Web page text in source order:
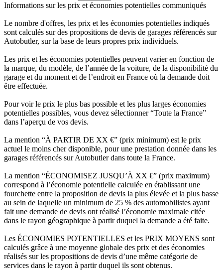
Informations sur les prix et économies potentielles communiqués
Le nombre d'offres, les prix et les économies potentielles indiqués
sont calculés sur des propositions de devis de garages référencés sur
Autobutler, sur la base de leurs propres prix individuels.
Les prix et les économies potentielles peuvent varier en fonction de
la marque, du modèle, de l’année de la voiture, de la disponibilité du
garage et du moment et de l’endroit en France où la demande doit
être effectuée.
Pour voir le prix le plus bas possible et les plus larges économies
potentielles possibles, vous devez sélectionner “Toute la France”
dans l’aperçu de vos devis.
La mention “À PARTIR DE XX €” (prix minimum) est le prix
actuel le moins cher disponible, pour une prestation donnée dans les
garages référencés sur Autobutler dans toute la France.
La mention “ÉCONOMISEZ JUSQU’À XX €” (prix maximum)
correspond à l’économie potentielle calculée en établissant une
fourchette entre la proposition de devis la plus élevée et la plus basse
au sein de laquelle un minimum de 25 % des automobilistes ayant
fait une demande de devis ont réalisé l’économie maximale citée
dans le rayon géographique à partir duquel la demande a été faite.
Les ÉCONOMIES POTENTIELLES et les PRIX MOYENS sont
calculés grâce à une moyenne globale des prix et des économies
réalisés sur les propositions de devis d’une même catégorie de
services dans le rayon à partir duquel ils sont obtenus.